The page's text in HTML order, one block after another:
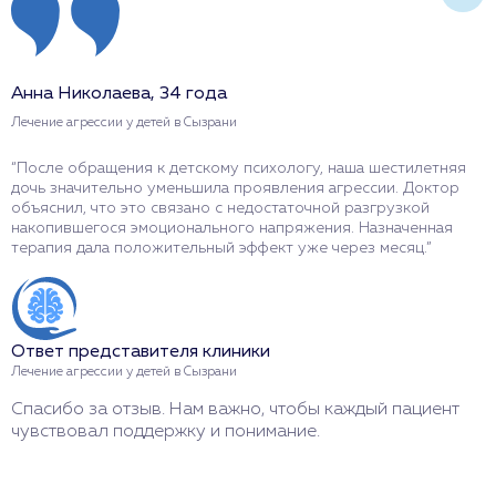
Анна Николаева, 34 года
Лечение агрессии у детей в Сызрани
“После обращения к детскому психологу, наша шестилетняя
дочь значительно уменьшила проявления агрессии. Доктор
объяснил, что это связано с недостаточной разгрузкой
накопившегося эмоционального напряжения. Назначенная
терапия дала положительный эффект уже через месяц.”
Ответ представителя клиники
Лечение агрессии у детей в Сызрани
Спасибо за отзыв. Нам важно, чтобы каждый пациент
чувствовал поддержку и понимание.